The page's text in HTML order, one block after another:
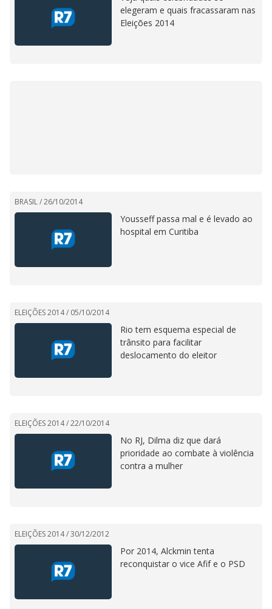
elegeram e quais fracassaram nas
Eleições 2014
BRASIL /26/10/2014
Yousseff passa mal e é levado ao
hospital em Curitiba
ELEIÇÕES 2014 / 05/10/2014
Rio tem esquema especial de
trânsito para facilitar
deslocamento do eleitor
ELEIÇÕES 2014 /22/10/2014
No RJ, Dilma diz que dará
prioridade ao combate à violência
contra a mulher
ELEIÇÕES 2014 /30/12/2012
Por 2014, Alckmin tenta
reconquistar o vice Afif e o PSD